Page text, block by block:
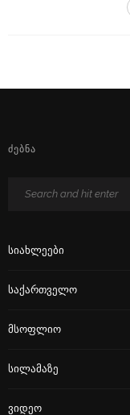
ᲫᲔᲑᲜᲐ
Სიახლეები
Საქართველო
Მსოფლიო
Სილამაზე
Ვიდეო